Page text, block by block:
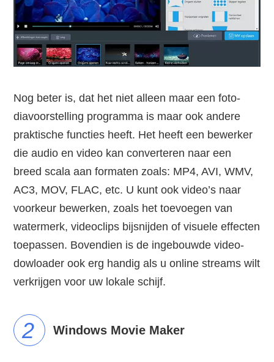
Nog beter is, dat het niet alleen maar een foto-
diavoorstelling programma is maar ook andere
praktische functies heeft. Het heeft een bewerker
die audio en video kan converteren naar een
breed scala aan formaten zoals: MP4, AVI, WMV,
AC3, MOV, FLAC, etc. U kunt ook video’s naar
voorkeur bewerken, zoals het toevoegen van
watermerk, videoclips bijsnijden of visuele effecten
toepassen. Bovendien is de ingebouwde video-
dowloader ook erg handig als u online streams wilt
verkrijgen voor uw lokale schijf.
2 Windows Movie Maker